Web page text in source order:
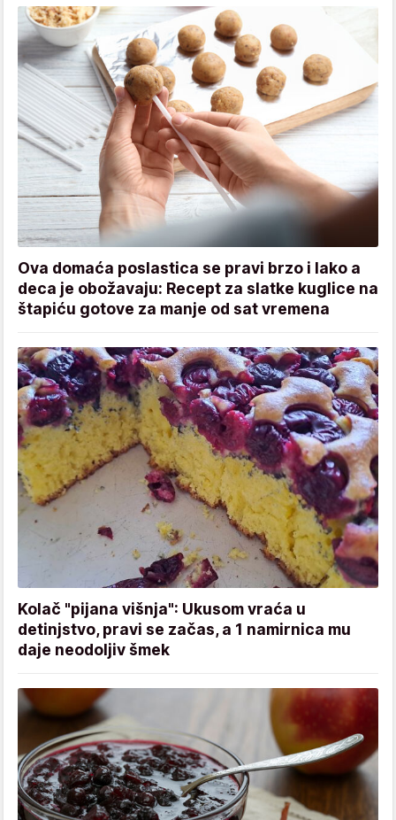
Ova domaća poslastica se pravi brzo i lako a
deca je obožavaju: Recept za slatke kuglice na
štapiću gotove za manje od sat vremena
Kolač "pijana višnja": Ukusom vraća u
detinjstvo, pravi se začas, a 1 namirnica mu
daje neodoljiv šmek